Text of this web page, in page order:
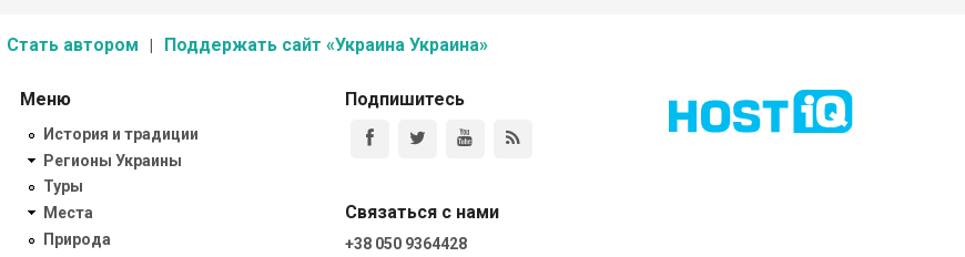
Стать автором Поддержать сайт «Украина Украина»
Меню
История и традиции
Регионы Украины
Туры
Места
Природа
Подпишитесь
Связаться с нами
+38 050 9364428